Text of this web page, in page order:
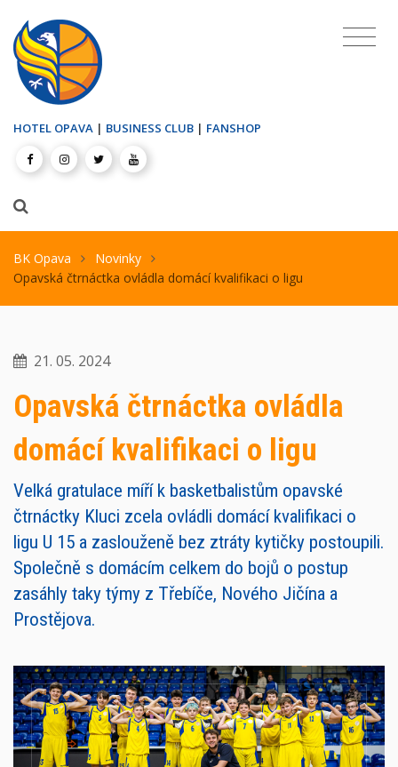
HOTEL OPAVA | BUSINESS CLUB | FANSHOP
BK Opava
Novinky
Opavská čtrnáctka ovládla domácí kvalifikaci o ligu
21. 05. 2024
Opavská čtrnáctka ovládla
domácí kvalifikaci o ligu
Velká gratulace míří k basketbalistům opavské
čtrnáctky Kluci zcela ovládli domácí kvalifikaci o
ligu U 15 a zaslouženě bez ztráty kytičky postoupili.
Společně s domácím celkem do bojů o postup
zasáhly taky týmy z Třebíče, Nového Jičína a
Prostějova.